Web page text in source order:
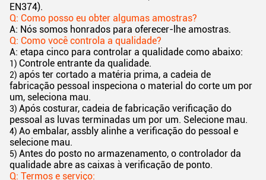
EN374).
Q: Como posso eu obter algumas amostras?
A: Nós somos honrados para oferecer-lhe amostras.
Q: Como você controla a qualidade?
A: etapa cinco para controlar a qualidade como abaixo:
1) Controle entrante da qualidade.
2) após ter cortado a matéria prima, a cadeia de
fabricação pessoal inspeciona o material do corte um por
um, seleciona mau.
3) Após costurar, cadeia de fabricação verificação do
pessoal as luvas terminadas um por um. Selecione mau.
4) Ao embalar, assbly alinhe a verificação do pessoal e
selecione mau.
5) Antes do posto no armazenamento, o controlador da
qualidade abre as caixas à verificação de ponto.
Q: Termos e serviço: